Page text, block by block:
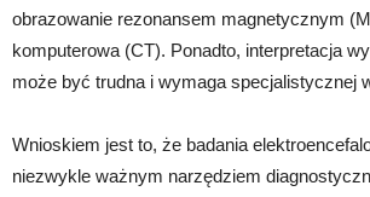
obrazowanie rezonansem magnetycznym
komputerowa (CT). Ponadto, interpretacja
może być trudna i wymaga specjalistycznej
Wnioskiem jest to, że badania
niezwykle ważnym narzędziem